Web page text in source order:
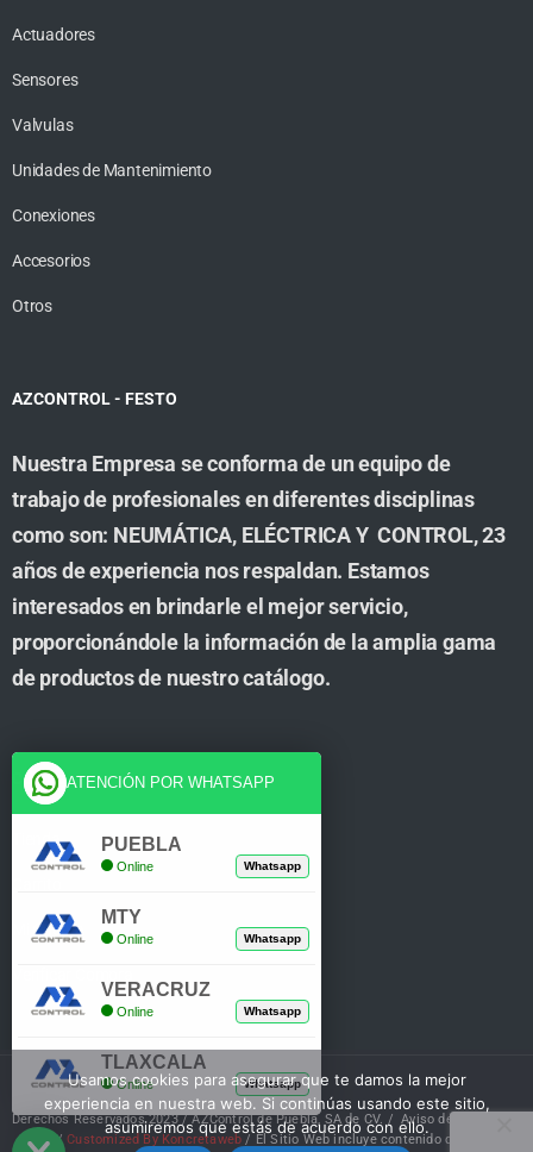
Actuadores
Sensores
Valvulas
Unidades de Mantenimiento
Conexiones
Accesorios
Otros
AZCONTROL - FESTO
Nuestra Empresa se conforma de un equipo de
trabajo de profesionales en diferentes disciplinas
como son: NEUMÁTICA, ELÉCTRICA Y CONTROL, 23
años de experiencia nos respaldan. Estamos
interesados en brindarle el mejor servicio,
proporcionándole la información de la amplia gama
de productos de nuestro catálogo.
Cuenta
Tienda
Mi Cuenta
Derechos Reservados 2023 / AZControl de Puebla, SA de CV. /Aviso de Privacidad
/Customized By Koncretaweb / El Sitio Web incluye contenido de IA
Usamos cookies para asegurar que te damos la mejor
experiencia en nuestra web. Si continúas usando este sitio,
asumiremos que estás de acuerdo con ello.
ATENCIÓN POR WHATSAPP
PUEBLA
Online Whatsapp
MTY
Online Whatsapp
VERACRUZ
Online Whatsapp
TLAXCALA
Online Whatsapp